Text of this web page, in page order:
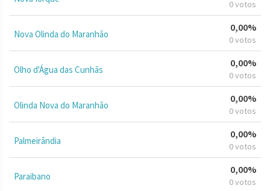
0 votos
Nova Olinda do Maranhão
0,00%
0 votos
Olho d'Água das Cunhãs
0,00%
0 votos
Olinda Nova do Maranhão
0,00%
0 votos
Palmeirândia
0,00%
0 votos
Paraibano
0,00%
0 votos